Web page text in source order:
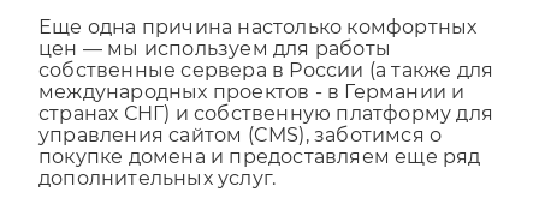
Еще одна причина настолько комфортных
цен — мы используем для работы
собственные сервера в России (а также для
международных проектов - в Германии и
странах СНГ) и собственную платформу для
управления сайтом (CMS), заботимся о
покупке домена и предоставляем еще ряд